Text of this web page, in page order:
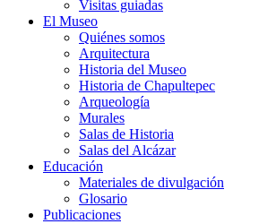
Visitas guiadas
El Museo
Quiénes somos
Arquitectura
Historia del Museo
Historia de Chapultepec
Arqueología
Murales
Salas de Historia
Salas del Alcázar
Educación
Materiales de divulgación
Glosario
Publicaciones